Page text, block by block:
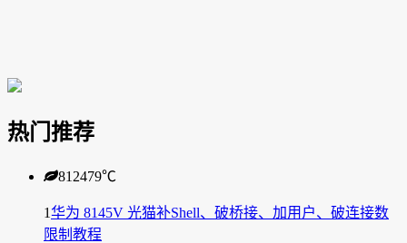
热门推荐
812479℃
1华为 8145V 光猫补Shell、破桥接、加用户、破连接数
限制教程